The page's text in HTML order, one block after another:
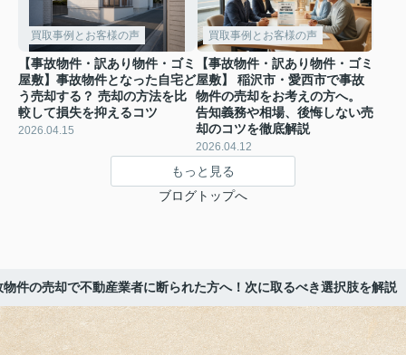
買取事例とお客様の声
【事故物件・訳あり物件・ゴミ
屋敷】事故物件となった自宅ど
う売却する？ 売却の方法を比
較して損失を抑えるコツ
2026.04.15
買取事例とお客様の声
【事故物件・訳あり物件・ゴミ
屋敷】 稲沢市・愛西市で事故
物件の売却をお考えの方へ。
告知義務や相場、後悔しない売
却のコツを徹底解説
2026.04.12
もっと見る
ブログトップへ
件の売却で不動産業者に断られた方へ！次に取るべき選択肢を解説